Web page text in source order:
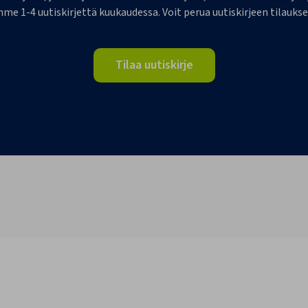
1-4 uutiskirjettä kuukaudessa. Voit perua uutiskirjeen
Tilaa uutiskirje